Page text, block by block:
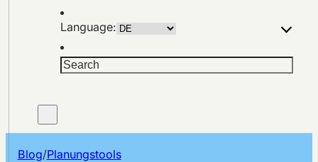
Language:
Suchen
Blog/Planungstools